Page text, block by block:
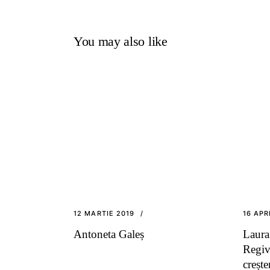
You may also like
12 MARTIE 2019
Antoneta Galeș
16